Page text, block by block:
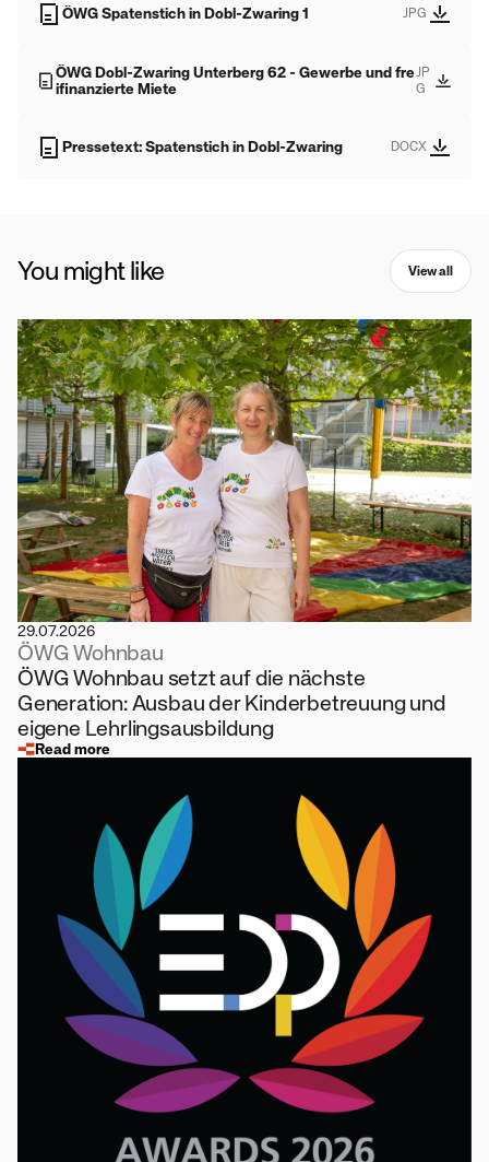
ÖWG Spatenstich in Dobl-Zwaring 1 JPG
ÖWG Dobl-Zwaring Unterberg 62 - Gewerbe und fre
ifinanzierte Miete
JP
G
Pressetext: Spatenstich in Dobl-Zwaring DOCX
You might like View all
29.07.2026
ÖWG Wohnbau
ÖWG Wohnbau setzt auf die nächste
Generation: Ausbau der Kinderbetreuung und
eigene Lehrlingsausbildung
Read more